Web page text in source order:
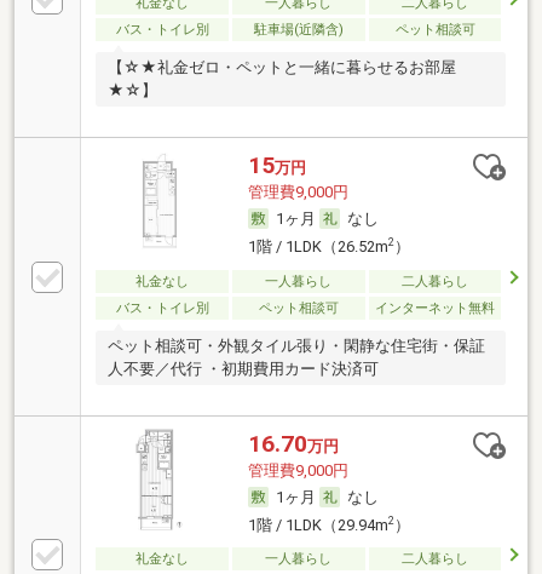
礼金なし 一人暮らし
二人暮らし
バス・トイレ別
駐車場(近隣含) ペット相談可
【☆★礼金ゼロ・ペットと一緒に暮らせるお部屋
★☆】
15万円
管理費9,000円
1ヶ月
なし
1階 / 1LDK（26.52m2）
礼金なし 一人暮らし
二人暮らし
バス・トイレ別
ペット相談可 インターネット無料
ペット相談可・外観タイル張り・閑静な住宅街・保証
人不要／代行 ・初期費用カード決済可
16.70万円
管理費9,000円
1ヶ月
なし
1階 / 1LDK（29.94m2）
礼金なし 一人暮らし 二人暮らし